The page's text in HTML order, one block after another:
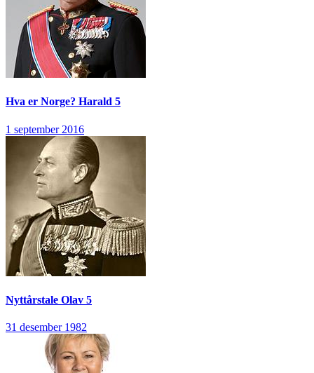
Hva er Norge? Harald 5
1 september 2016
Nyttårstale Olav 5
31 desember 1982